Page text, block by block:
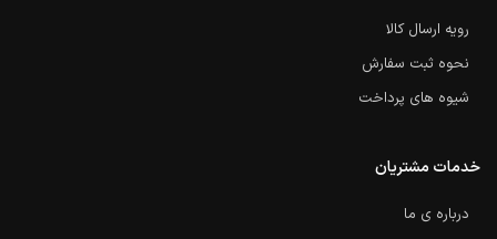
رویه ارسال کالا
نحوه ثبت سفارش
شیوه های پرداخت
خدمات مشتریان
درباره ی ما